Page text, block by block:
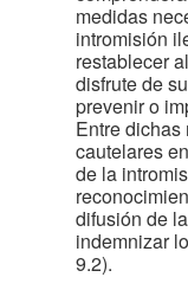
medidas
intromisión
restablecer
disfrute de
prevenir o
Entre
cautelares
de la
difusión de
indemnizar
9.2).